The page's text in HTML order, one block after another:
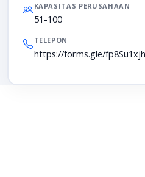
KAPASITAS PERUSAHAAN
51-100
TELEPON
https://forms.gle/